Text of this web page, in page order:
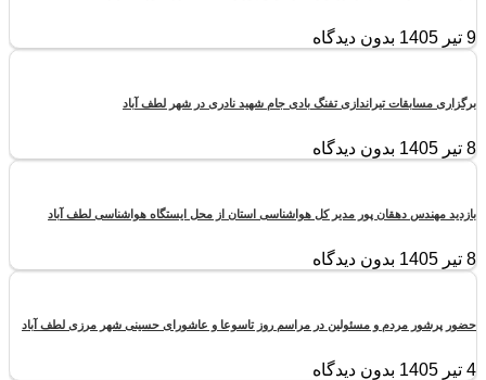
9 تیر 1405 بدون دیدگاه
برگزاری مسابقات تیراندازی تفنگ بادی جام شهید نادری در شهر لطف آباد
8 تیر 1405 بدون دیدگاه
بازدید مهندس دهقان پور مدیر کل هواشناسی استان از محل ایستگاه هواشناسی لطف آباد
8 تیر 1405 بدون دیدگاه
حضور پرشور مردم و مسئولین در مراسم روز تاسوعا و عاشورای حسینی شهر مرزی لطف آباد
4 تیر 1405 بدون دیدگاه